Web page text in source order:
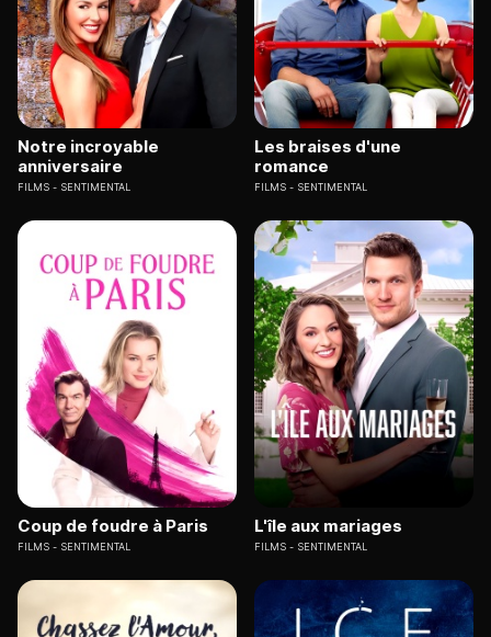
Notre incroyable
anniversaire
FILMS SENTIMENTAL
Les braises d'une
romance
FILMS SENTIMENTAL
Coup de foudre à Paris
FILMS SENTIMENTAL
L'île aux mariages
FILMS SENTIMENTAL